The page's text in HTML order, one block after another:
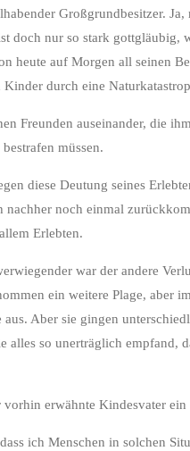
Großgrundbesitzer.
doch nur so stark gottgläubig,
heute auf Morgen all seinen
durch eine
Freunden auseinander, die
müssen.
diese Deutung seines
noch einmal
Erlebten.
war der andere
ein weitere Plage, aber
Aber sie gingen
alles so unerträglich
erwähnte Kindesvater
ich Menschen in solchen